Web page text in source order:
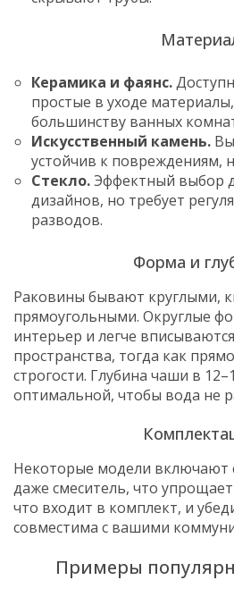
Керамика и фаянс.
простые в уходе
большинству ванных
Искусственный камень.
устойчив к повреждениям,
Стекло.Эффектный выбор
дизайнов, но требует
разводов.
Форма и
Раковины бывают круглыми,
прямоугольными. Округлые
интерьер и легче
пространства, тогда как
строгости. Глубина чаши в
оптимальной, чтобы вода не
Некоторые модели включают
даже смеситель, что
что входит в комплект, и
совместима с вашими
Примеры